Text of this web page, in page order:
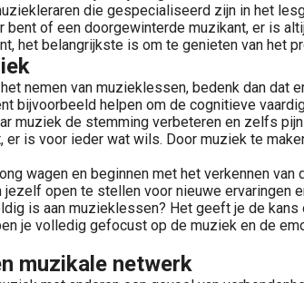
die gespecialiseerd zijn in het
bent of een doorgewinterde muzikant, er is
het belangrijkste is om te genieten van het
nemen van muzieklessen, bedenk dan dat
bijvoorbeeld helpen om de cognitieve
muziek de stemming verbeteren en zelfs
is voor ieder wat wils. Door muziek te
wagen en beginnen met het verkennen
open te stellen voor nieuwe ervaringen
is aan muzieklessen? Het geeft je de
je volledig gefocust op de muziek en de
muzikale netwerk